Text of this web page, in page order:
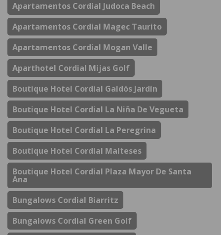
Apartamentos Cordial Judoca Beach
Apartamentos Cordial Magec Taurito
Apartamentos Cordial Mogan Valle
Aparthotel Cordial Mijas Golf
Boutique Hotel Cordial Galdós Jardín
Boutique Hotel Cordial La Niña De Vegueta
Boutique Hotel Cordial La Peregrina
Boutique Hotel Cordial Malteses
Boutique Hotel Cordial Plaza Mayor De Santa
Ana
Bungalows Cordial Biarritz
Bungalows Cordial Green Golf